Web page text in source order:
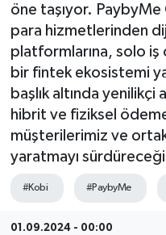
öne taşıyor. PaybyMe
para hizmetlerinden
platformlarına, solo iş
bir fintek ekosistemi
başlık altında yenilikçi
hibrit ve fiziksel
müşterilerimiz ve
yaratmayı
#Kobi #PaybyMe
01.09.2024 - 00:00
OSB
ŞİRKET PANO
SÖYLEŞİ
ÜLKE
YAŞAM